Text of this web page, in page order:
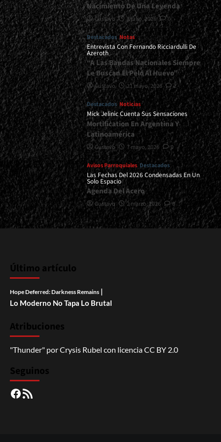
Nacimiento De Una Leyenda
Gustavo 8 julio, 2026 0
Destacados Notas
Entrevista Con Fernando Ricciardulli De
Azeroth
“A Las Bandas Nacionales Siempre
Le Buscan El Pelo Al Huevo”
Gustavo 21 mayo, 2026 2
Destacados Noticias
Mick Jelinic Cuenta Sus Sensaciones
Mortification En Argentina Y
Latinoamérica
Gustavo 7 mayo, 2026 0
Avisos Parroquiales Destacados
Las Fechas Del 2026 Condensadas En Un
Solo Espacio
Agenda Del Acero
Gustavo 2 marzo, 2026 0
Último artículo
Hope Deferred: Darkness Remains |
Lo Moderno No Tapa Lo Brutal
Atribuciones
"Thunder" porCrysis Rubel con licenciaCC BY 2.0
Seguinos
Facebook
RSS